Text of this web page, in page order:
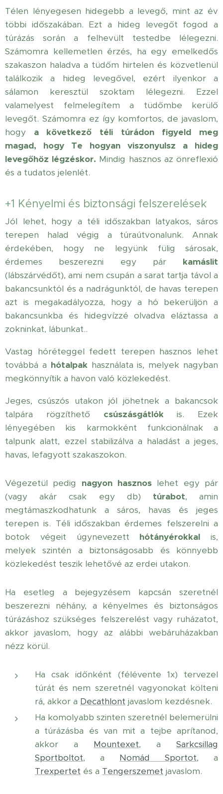
Télen lényegesen hidegebb a levegő, mint az év
többi időszakában. Ezt a hideg levegőt fogod a
túrázás során a felhevült testedbe lélegezni.
Számomra kellemetlen érzés, ha egy emelkedős
szakaszon haladva a tüdőm hirtelen és közvetlenül
találkozik a hideg levegővel, ezért ilyenkor a
sálamon keresztül szoktam lélegezni. Ezzel
valamelyest felmelegítem a tüdőmbe kerülő
levegőt. Számomra ez így komfortos, de javaslom,
hogy a következő téli túrádon figyeld meg
magad, hogy Te hogyan viszonyulsz a hideg
levegőhöz légzéskor. Mindig hasznos az önreflexió
és a tudatos jelenlét.
+1 Kényelmi és biztonsági felszerelések
Jól lehet, hogy a téli időszakban latyakos, sáros
terepen halad végig a túraútvonalunk. Annak
érdekében, hogy ne legyünk fülig sárosak,
érdemes beszerezni egy pár kamáslit
(lábszárvédőt), ami nem csupán a sarat tartja távol a
bakancsunktól és a nadrágunktól, de havas terepen
azt is megakadályozza, hogy a hó bekerüljön a
bakancsunkba és hidegvízzé olvadva eláztassa a
zokninkat, lábunkat..
Vastag hóréteggel fedett terepen hasznos lehet
továbbá a hótalpakhasználata is, melyek nagyban
megkönnyítik a havon való közlekedést.
Jeges, csúszós utakon jól jöhetnek a bakancsok
talpára rögzíthető csúszásgátlókis. Ezek
lényegében kis karmokként funkcionálnak a
talpunk alatt, ezzel stabilizálva a haladást a jeges,
havas, lefagyott szakaszokon.
Végezetül pedig nagyon hasznos lehet egy pár
(vagy akár csak egy db) túrabot, amin
megtámaszkodhatunk a sáros, havas és jeges
terepen is. Téli időszakban érdemes felszerelni a
botok végeit úgynevezett hótányérokkal is,
melyek szintén a biztonságosabb és könnyebb
közlekedést teszik lehetővé az erdei utakon.
Ha esetleg a bejegyzésem kapcsán szeretnél
beszerezni néhány, a kényelmes és biztonságos
túrázáshoz szükséges felszerelést vagy ruházatot,
akkor javaslom, hogy az alábbi webáruházakban
nézz körül.
Ha csak időnként (félévente 1x) tervezel
túrát és nem szeretnél vagyonokat költeni
rá, akkor a Decathlont javaslom kezdésnek.
Ha komolyabb szinten szeretnél belemerülni
a túrázásba és van mit a tejbe aprítanod,
akkor a Mountexet, a Sarkcsillag
Sportboltot, a Nomád Sportot, a
Trexpertet és a Tengerszemet javaslom.